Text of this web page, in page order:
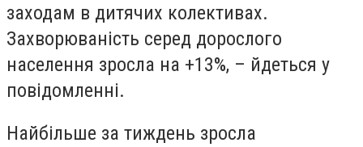
заходам в дитячих колективах.
Захворюваність серед дорослого
населення зросла на +13%, – йдеться у
повідомленні.
Найбільше за тиждень зросла